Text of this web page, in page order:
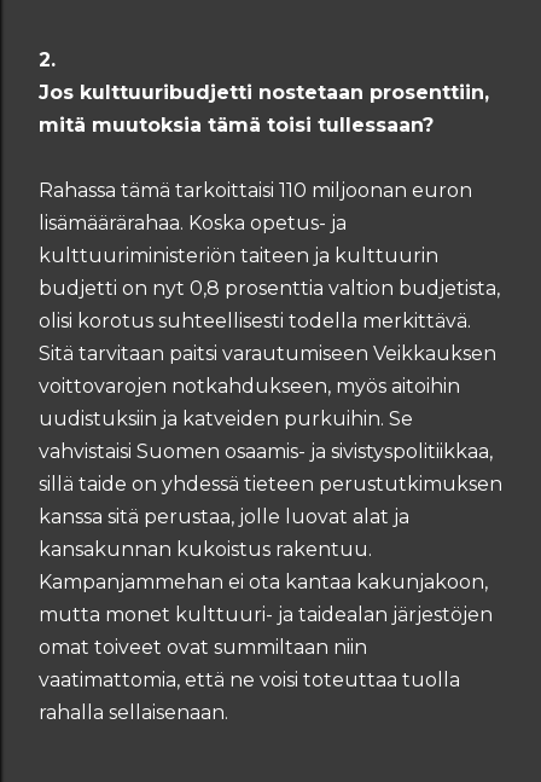
2.
Jos kulttuuribudjetti nostetaan prosenttiin,
mitä muutoksia tämä toisi tullessaan?
Rahassa tämä tarkoittaisi 110 miljoonan euron
lisämäärärahaa. Koska opetus- ja
kulttuuriministeriön taiteen ja kulttuurin
budjetti on nyt 0,8 prosenttia valtion budjetista,
olisi korotus suhteellisesti todella merkittävä.
Sitä tarvitaan paitsi varautumiseen Veikkauksen
voittovarojen notkahdukseen, myös aitoihin
uudistuksiin ja katveiden purkuihin. Se
vahvistaisi Suomen osaamis- ja sivistyspolitiikkaa,
sillä taide on yhdessä tieteen perustutkimuksen
kanssa sitä perustaa, jolle luovat alat ja
kansakunnan kukoistus rakentuu.
Kampanjammehan ei ota kantaa kakunjakoon,
mutta monet kulttuuri- ja taidealan järjestöjen
omat toiveet ovat summiltaan niin
vaatimattomia, että ne voisi toteuttaa tuolla
rahalla sellaisenaan.